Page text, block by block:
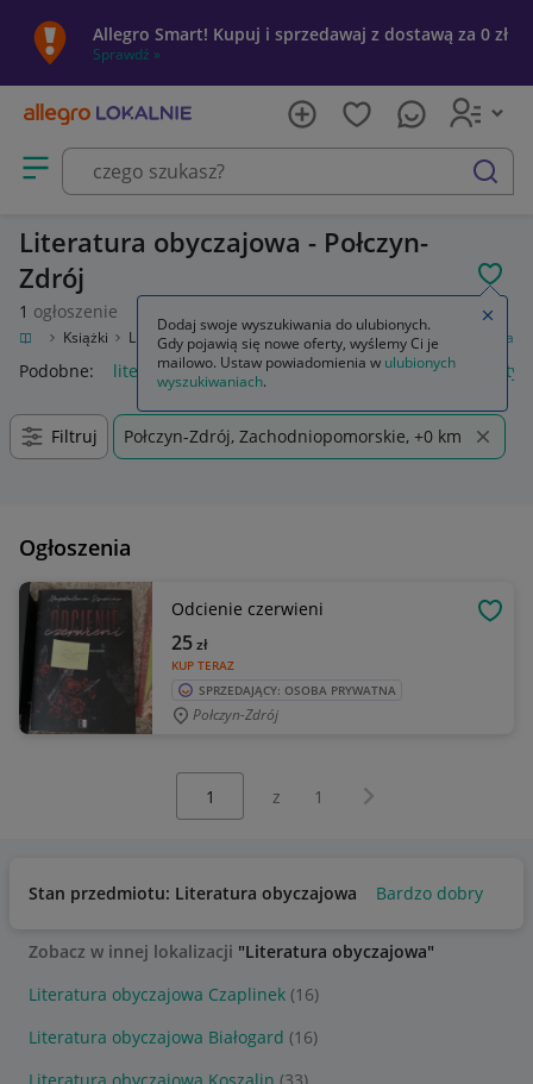
Allegro Smart! Kupuj i sprzedawaj z dostawą za 0 zł
Sprawdź »
Otwórz menu z kategoriami
szukaj
Literatura obyczajowa - Połczyn-
Zdrój
1 ogłoszenie
Książki Literatura obyczajowa, erotyczna Literatura obyczajowa
Podobne: literatura obyczajowa literatura obyczajowa
Filtruj Połczyn-Zdrój, Zachodniopomorskie, +0 km
Ogłoszenia
Odcienie czerwieni
KUP TERAZ
25zł
SPRZEDAJĄCY: OSOBA PRYWATNA
Połczyn-Zdrój
z 1 Następna strona
Stan przedmiotu: Literatura obyczajowa Bardzo dobry
Zobacz w innej lokalizacji "Literatura obyczajowa"
Literatura obyczajowa Czaplinek (16)
Literatura obyczajowa Białogard (16)
Dodaj swoje wyszukiwania do ulubionych.
Gdy pojawią się nowe oferty, wyślemy Ci je
mailowo. Ustaw powiadomienia w ulubionych
wyszukiwaniach.